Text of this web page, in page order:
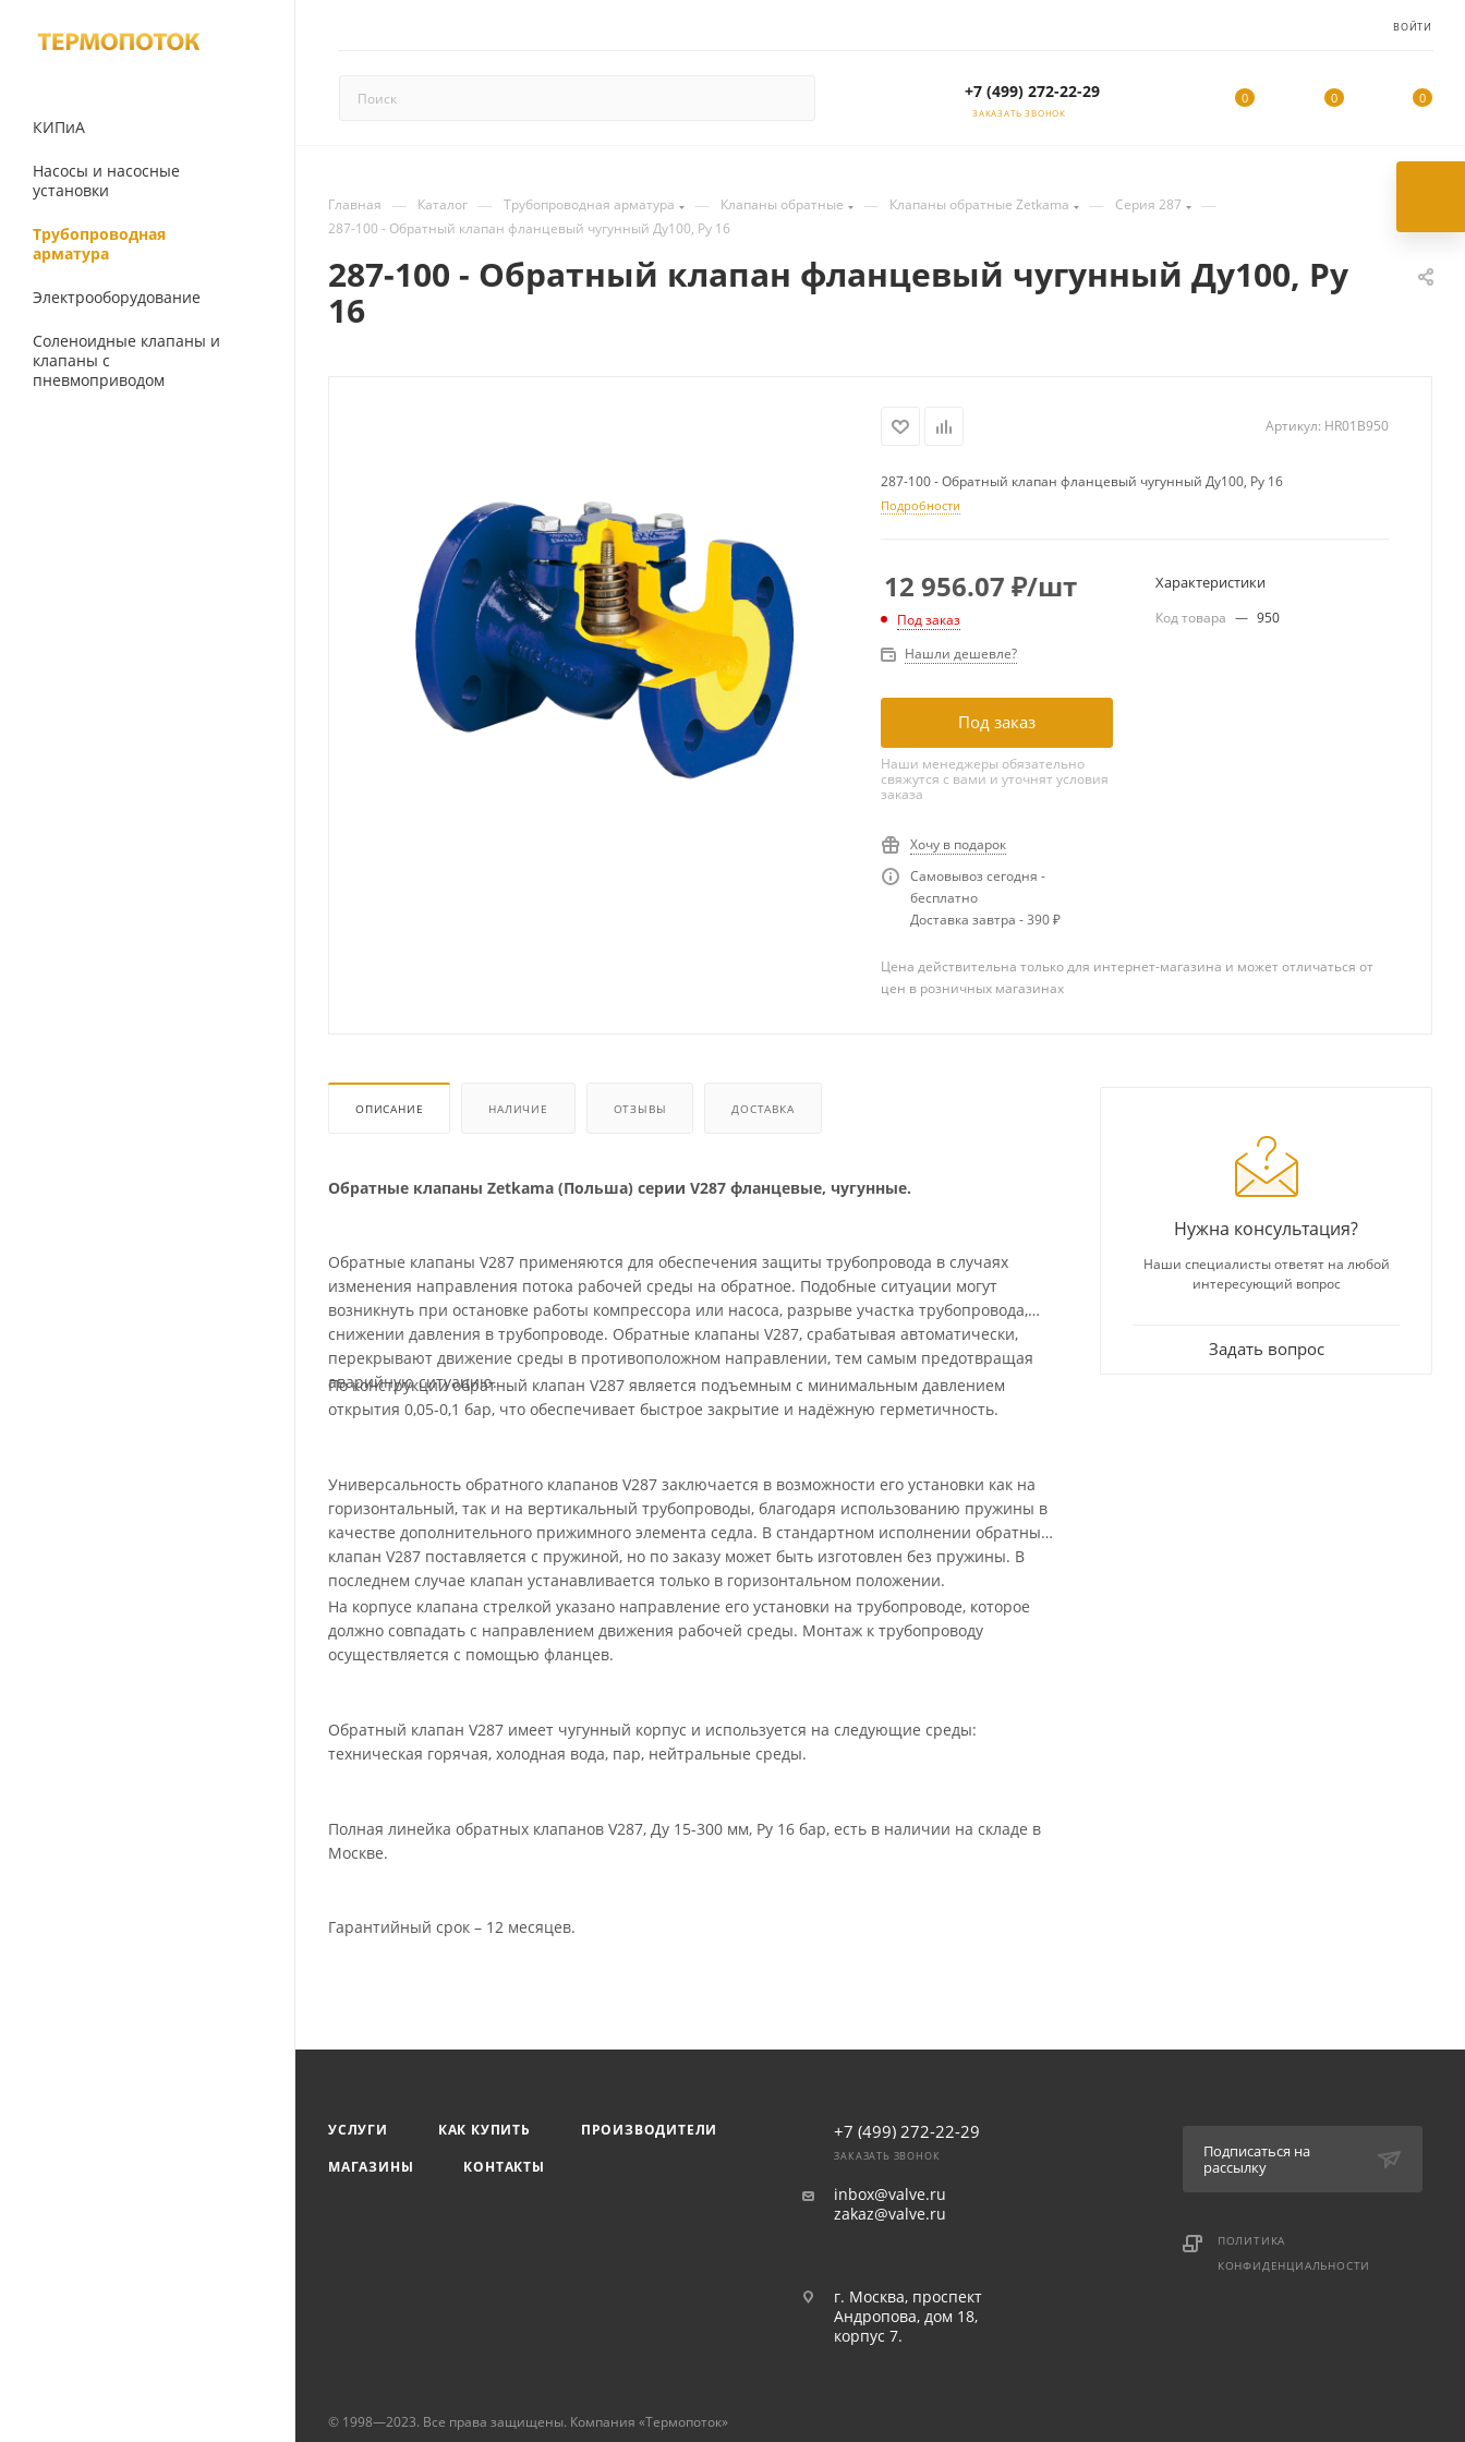
ВОЙТИ
+7 (499) 272-22-29
ЗАКАЗАТЬ ЗВОНОК
0 0 0
КИПиА
Насосы и насосные
установки
Трубопроводная
арматура
Электрооборудование
Соленоидные клапаны и
клапаны с
пневмоприводом
Главная — Каталог — Трубопроводная арматура — Клапаны обратные — Клапаны обратные Zetkama — Серия 287 —
287-100 - Обратный клапан фланцевый чугунный Ду100, Ру 16
287-100 - Обратный клапан фланцевый чугунный Ду100, Ру
16
Артикул: HR01B950
287-100 - Обратный клапан фланцевый чугунный Ду100, Ру 16
Подробности
12 956.07 ₽/шт
Под заказ
Нашли дешевле?
Под заказ
Наши менеджеры обязательно
свяжутся с вами и уточнят условия
заказа
Хочу в подарок
Самовывоз сегодня -
бесплатно
Доставка завтра - 390 ₽
Характеристики
Код товара — 950
Цена действительна только для интернет-магазина и может отличаться от
цен в розничных магазинах
ОПИСАНИЕ НАЛИЧИЕ ОТЗЫВЫ ДОСТАВКА
Обратные клапаны Zetkama (Польша) серии V287 фланцевые, чугунные.
Обратные клапаны V287 применяются для обеспечения защиты трубопровода в случаях
изменения направления потока рабочей среды на обратное. Подобные ситуации могут
возникнуть при остановке работы компрессора или насоса, разрыве участка трубопровода,
снижении давления в трубопроводе. Обратные клапаны V287, срабатывая автоматически,
перекрывают движение среды в противоположном направлении, тем самым предотвращая
аварийную ситуацию.
По конструкции обратный клапан V287 является подъемным с минимальным давлением
открытия 0,05-0,1 бар, что обеспечивает быстрое закрытие и надёжную герметичность.
Универсальность обратного клапанов V287 заключается в возможности его установки как на
горизонтальный, так и на вертикальный трубопроводы, благодаря использованию пружины в
качестве дополнительного прижимного элемента седла. В стандартном исполнении обратный
клапан V287 поставляется с пружиной, но по заказу может быть изготовлен без пружины. В
последнем случае клапан устанавливается только в горизонтальном положении.
На корпусе клапана стрелкой указано направление его установки на трубопроводе, которое
должно совпадать с направлением движения рабочей среды. Монтаж к трубопроводу
осуществляется с помощью фланцев.
Обратный клапан V287 имеет чугунный корпус и используется на следующие среды:
техническая горячая, холодная вода, пар, нейтральные среды.
Полная линейка обратных клапанов V287, Ду 15-300 мм, Ру 16 бар, есть в наличии на складе в
Москве.
Гарантийный срок – 12 месяцев.
Нужна консультация?
Наши специалисты ответят на любой
интересующий вопрос
Задать вопрос
УСЛУГИ КАК КУПИТЬ
ПРОИЗВОДИТЕЛИ
МАГАЗИНЫ
КОНТАКТЫ
+7 (499) 272-22-29
ЗАКАЗАТЬ ЗВОНОК
inbox@valve.ru
zakaz@valve.ru
г. Москва, проспект
Андропова, дом 18,
корпус 7.
Подписаться на
рассылку
ПОЛИТИКА
КОНФИДЕНЦИАЛЬНОСТИ
© 1998—2023. Все права защищены. Компания «Термопоток»